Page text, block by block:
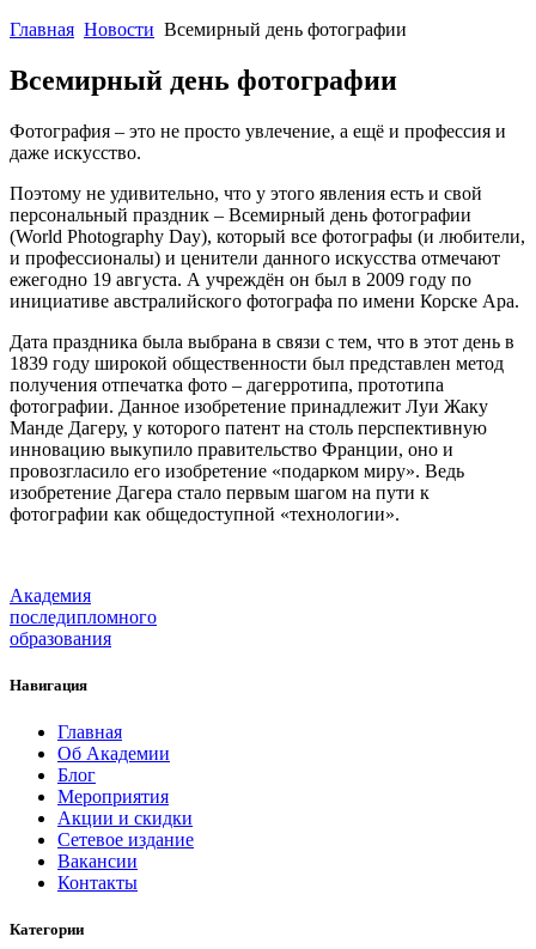
Главная Новости Всемирный день фотографии
Всемирный день фотографии
Фотография – это не просто увлечение, а ещё и профессия и
даже искусство.
Поэтому не удивительно, что у этого явления есть и свой
персональный праздник – Всемирный день фотографии
(World Photography Day), который все фотографы (и любители,
и профессионалы) и ценители данного искусства отмечают
ежегодно 19 августа. А учреждён он был в 2009 году по
инициативе австралийского фотографа по имени Корске Ара.
Дата праздника была выбрана в связи с тем, что в этот день в
1839 году широкой общественности был представлен метод
получения отпечатка фото – дагерротипа, прототипа
фотографии. Данное изобретение принадлежит Луи Жаку
Манде Дагеру, у которого патент на столь перспективную
инновацию выкупило правительство Франции, оно и
провозгласило его изобретение «подарком миру». Ведь
изобретение Дагера стало первым шагом на пути к
фотографии как общедоступной «технологии».
Академия
последипломного
образования
Навигация
Главная
Об Академии
Блог
Мероприятия
Акции и скидки
Сетевое издание
Вакансии
Контакты
Категории